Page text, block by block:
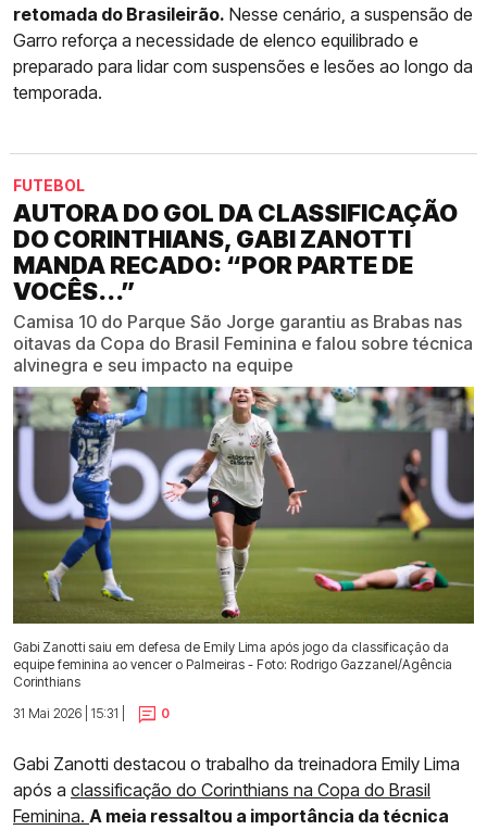
retomada do Brasileirão. Nesse cenário, a suspensão de
Garro reforça a necessidade de elenco equilibrado e
preparado para lidar com suspensões e lesões ao longo da
temporada.
FUTEBOL
AUTORA DO GOL DA CLASSIFICAÇÃO
DO CORINTHIANS, GABI ZANOTTI
MANDA RECADO: “POR PARTE DE
VOCÊS...”
Camisa 10 do Parque São Jorge garantiu as Brabas nas
oitavas da Copa do Brasil Feminina e falou sobre técnica
alvinegra e seu impacto na equipe
Gabi Zanotti saiu em defesa de Emily Lima após jogo da classificação da
equipe feminina ao vencer o Palmeiras - Foto: Rodrigo Gazzanel/Agência
Corinthians
31 Mai 2026 | 15:31 |
0
Gabi Zanotti destacou o trabalho da treinadora Emily Lima
após a classificação do Corinthians na Copa do Brasil
Feminina. A meia ressaltou a importância da técnica